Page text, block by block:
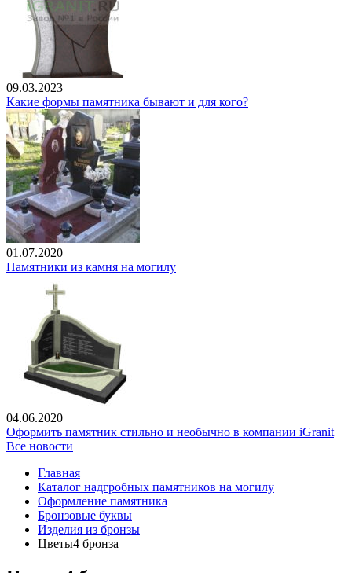
09.03.2023
Какие формы памятника бывают и для кого?
01.07.2020
Памятники из камня на могилу
04.06.2020
Оформить памятник стильно и необычно в компании iGranit
Все новости
Главная
Каталог надгробных памятников на могилу
Оформление памятника
Бронзовые буквы
Изделия из бронзы
Цветы4 бронза